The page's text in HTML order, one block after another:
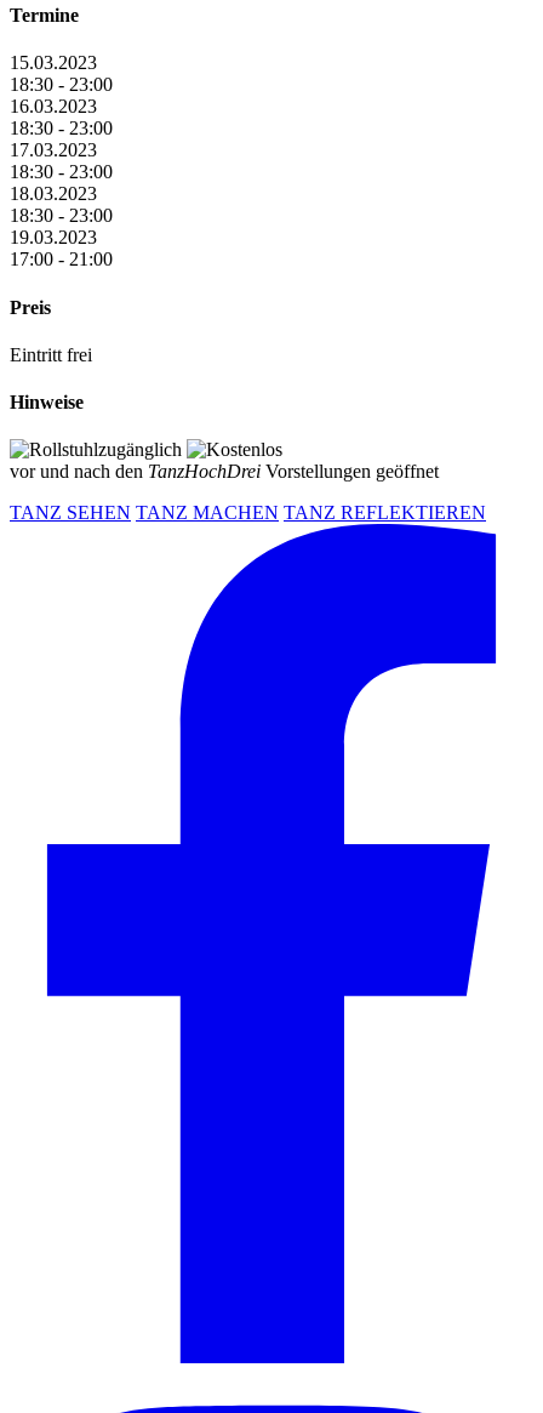
Termine
15.03.2023
18:30 - 23:00
16.03.2023
18:30 - 23:00
17.03.2023
18:30 - 23:00
18.03.2023
18:30 - 23:00
19.03.2023
17:00 - 21:00
Preis
Eintritt frei
Hinweise
vor und nach den TanzHochDrei Vorstellungen geöffnet
TANZ SEHEN TANZ MACHEN TANZ REFLEKTIEREN